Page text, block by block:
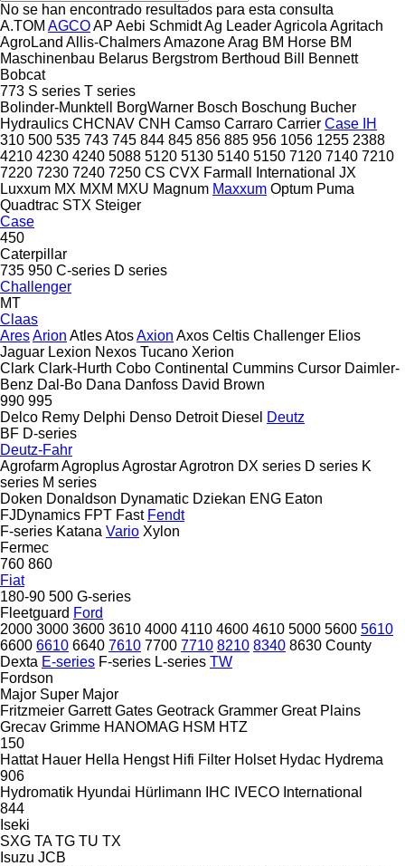
No se han encontrado resultados para esta consulta
A.TOM AGCOAP Aebi SchmidtAg LeaderAgricola Agritach
AgroLand Allis-ChalmersAmazoneArag BM Horse BM
Maschinenbau Belarus Bergstrom Berthoud Bill Bennett
Bobcat
773 S series T series
Bolinder-Munktell
BorgWarner Bosch Boschung Bucher
Hydraulics CHCNAV CNH Camso Carraro Carrier Case IH
310 500 535 743 745 844 845 856 885 956 1056 1255 2388
4210 4230 4240 5088 5120 5130 5140 5150 7120 7140 7210
7220 7230 7240 7250 CS CVX Farmall International JX
Luxxum MX MXM MXU Magnum Maxxum Optum Puma
Quadtrac STX Steiger
Case
450
Caterpillar
735 950 C-series D series
Challenger
MT
Claas
AresArion AtlesAtosAxion Axos Celtis Challenger Elios
Jaguar Lexion Nexos Tucano Xerion
Clark Clark-Hurth Cobo Continental Cummins Cursor Daimler-
Benz Dal-Bo Dana Danfoss David Brown
990 995
Delco Remy Delphi Denso Detroit Diesel Deutz
BF D-series
Deutz-Fahr
AgrofarmAgroplusAgrostarAgrotron DX series D series K
series M series
Doken Donaldson Dynamatic Dziekan ENG Eaton
FJDynamics FPT Fast Fendt
F-series Katana Vario Xylon
Fermec
760 860
Fiat
180-90 500 G-series
Fleetguard Ford
2000 3000 3600 3610 4000 4110 4600 4610 5000 5600 5610
6600 6610 6640 7610 7700 7710 8210 8340 8630 County
Dexta E-series F-series L-series TW
Fordson
Major Super Major
Fritzmeier Garrett Gates Geotrack Grammer Great Plains
Grecav Grimme HANOMAG HSM HTZ
150
Hattat Hauer Hella Hengst Hifi Filter Holset Hydac Hydrema
906
Hydromatik Hyundai Hürlimann IHC IVECO International
844
Iseki
SXG TA TG TU TX
Isuzu JCB